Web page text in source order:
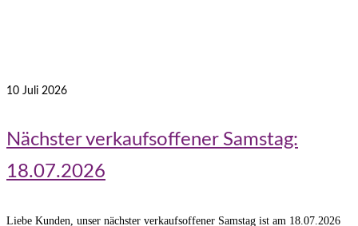
10 Juli 2026
Nächster verkaufsoffener Samstag:
18.07.2026
Liebe Kunden, unser nächster verkaufsoffener Samstag ist am 18.07.2026